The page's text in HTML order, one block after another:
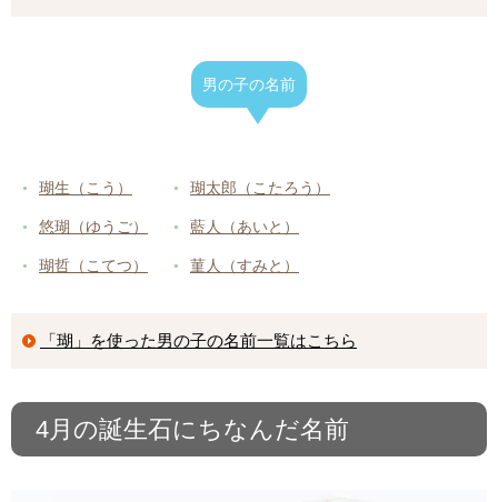
男の子の名前
瑚生（こう）
悠瑚（ゆうご）
瑚哲（こてつ）
瑚太郎（こたろう）
藍人（あいと）
菫人（すみと）
「瑚」を使った男の子の名前一覧はこちら
4月の誕生石にちなんだ名前